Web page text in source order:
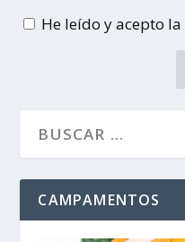
He leído y acepto la
CAMPAMENTOS